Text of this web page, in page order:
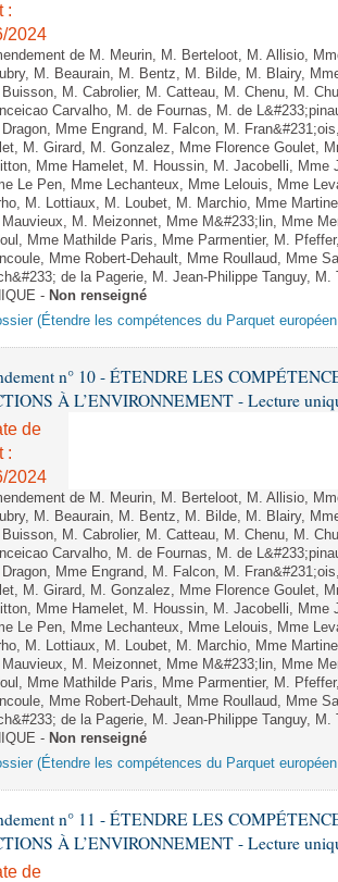
:
2024
de M. Meurin, M. Berteloot, M. Allisio,
M. Beaurain, M. Bentz, M. Bilde, M. Blairy,
Buisson, M. Cabrolier, M. Catteau, M. Chenu, M.
Carvalho, M. de Fournas, M. de
Dragon, Mme Engrand, M. Falcon, M.
M. Girard, M. Gonzalez, Mme Florence Goulet,
Mme Hamelet, M. Houssin, M. Jacobelli, Mme
Le Pen, Mme Lechanteux, Mme Lelouis, Mme
M. Lottiaux, M. Loubet, M. Marchio, Mme
Mauvieux, M. Meizonnet, Mme M&#233;lin, Mme
Mme Mathilde Paris, Mme Parmentier, M.
Mme Robert-Dehault, Mme Roullaud, Mme
de la Pagerie, M. Jean-Philippe Tanguy,
- Non renseigné
(Étendre les compétences du Parquet
n° 10 - ÉTENDRE LES
À L’ENVIRONNEMENT - Lecture
de
:
2024
de M. Meurin, M. Berteloot, M. Allisio,
M. Beaurain, M. Bentz, M. Bilde, M. Blairy,
Buisson, M. Cabrolier, M. Catteau, M. Chenu, M.
Carvalho, M. de Fournas, M. de
Dragon, Mme Engrand, M. Falcon, M.
M. Girard, M. Gonzalez, Mme Florence Goulet,
Mme Hamelet, M. Houssin, M. Jacobelli, Mme
Le Pen, Mme Lechanteux, Mme Lelouis, Mme
M. Lottiaux, M. Loubet, M. Marchio, Mme
Mauvieux, M. Meizonnet, Mme M&#233;lin, Mme
Mme Mathilde Paris, Mme Parmentier, M.
Mme Robert-Dehault, Mme Roullaud, Mme
de la Pagerie, M. Jean-Philippe Tanguy,
- Non renseigné
(Étendre les compétences du Parquet
n° 11 - ÉTENDRE LES
À L’ENVIRONNEMENT - Lecture
de